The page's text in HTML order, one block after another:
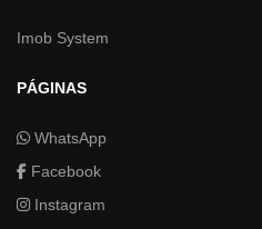
Imob System
PÁGINAS
WhatsApp
Facebook
Instagram